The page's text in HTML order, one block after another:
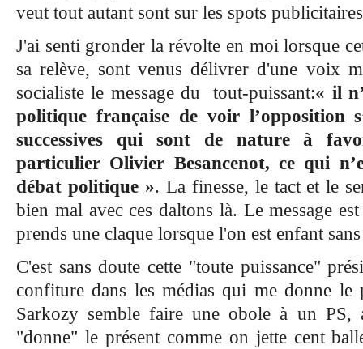
veut tout autant sont sur les spots
J'ai senti gronder la révolte en moi lorsque
sa relève, sont venus délivrer d'une voix
socialiste le message du tout-puissant:« il
politique française de voir l’opposition
successives qui sont de nature à
particulier Olivier Besancenot, ce qui
débat politique ». La finesse, le tact et le
bien mal avec ces daltons là. Le message
prends une claque lorsque l'on est enfant
C'est sans doute cette "toute puissance"
confiture dans les médias qui me donne le
Sarkozy semble faire une obole à un PS,
"donne" le présent comme on jette cent